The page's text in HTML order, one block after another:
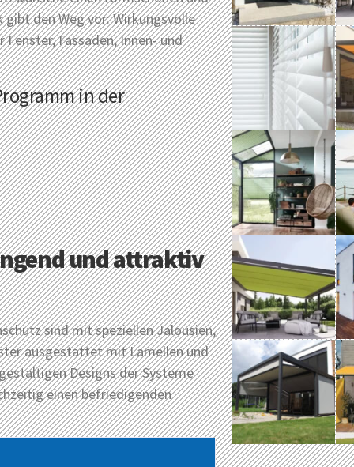
den Weg vor: Wirkungsvolle
Fassaden, Innen- und
in der
und attraktiv
sind mit speziellen Jalousien,
ausgestattet mit Lamellen und
Designs der Systeme
einen befriedigenden